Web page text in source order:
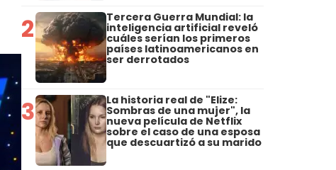
2 Tercera Guerra Mundial: la
inteligencia artificial reveló
cuáles serían los primeros
países latinoamericanos en
ser derrotados
3 La historia real de "Elize:
Sombras de una mujer", la
nueva película de Netflix
sobre el caso de una esposa
que descuartizó a su marido